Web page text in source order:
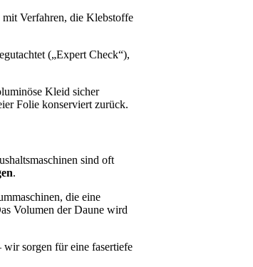
Verfahren, die Klebstoffe
(„Expert Check“),
Kleid sicher
Folie konserviert zurück.
sind oft
.
die eine
Volumen der Daune wird
sorgen für eine fasertiefe